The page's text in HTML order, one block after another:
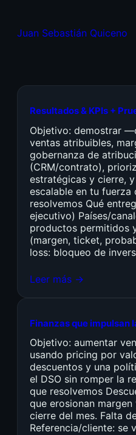
Juan Sebastián Quiceno
Resultados & KPIs +
Objetivo: demostrar
ventas atribuibles,
gobernanza de
(CRM/contrato),
estratégicas y cierre,
escalable en tu fuerza
resolvemos Qué
ejecutivo) Países/
productos permitidos
(margen, ticket,
loss: bloqueo de
Leer más →
Finanzas que impulsan
Objetivo: aumentar
usando pricing por
descuentos y una
el DSO sin romper la
que resolvemos
que erosionan
cierre del mes. Falta
Referencia/cliente: se